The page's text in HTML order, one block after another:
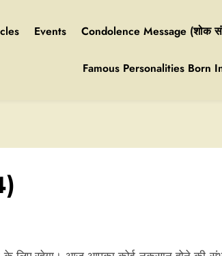
Events Condolence Message (शोक
Famous Personalities Born